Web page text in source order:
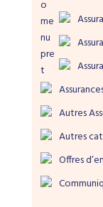
Autres
Autres
Offres